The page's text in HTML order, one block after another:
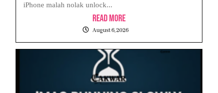
iPhone malah nolak unlock...
Read More
August 6, 2026